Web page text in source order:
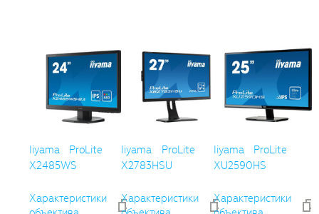
Iiyama ProLite
X2485WS
Характеристики
Iiyama ProLite
X2783HSU
Характеристики
Iiyama ProLite
XU2590HS
Характеристики